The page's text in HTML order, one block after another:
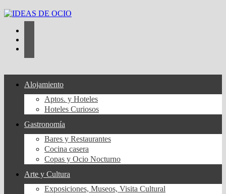
Saltar
al
Alojamiento
Aptos. y Hoteles
Hoteles Curiosos
Gastronomía
Bares y Restaurantes
Cocina casera
Copas y Ocio Nocturno
Arte y Cultura
Exposiciones, Museos, Visita Cultural